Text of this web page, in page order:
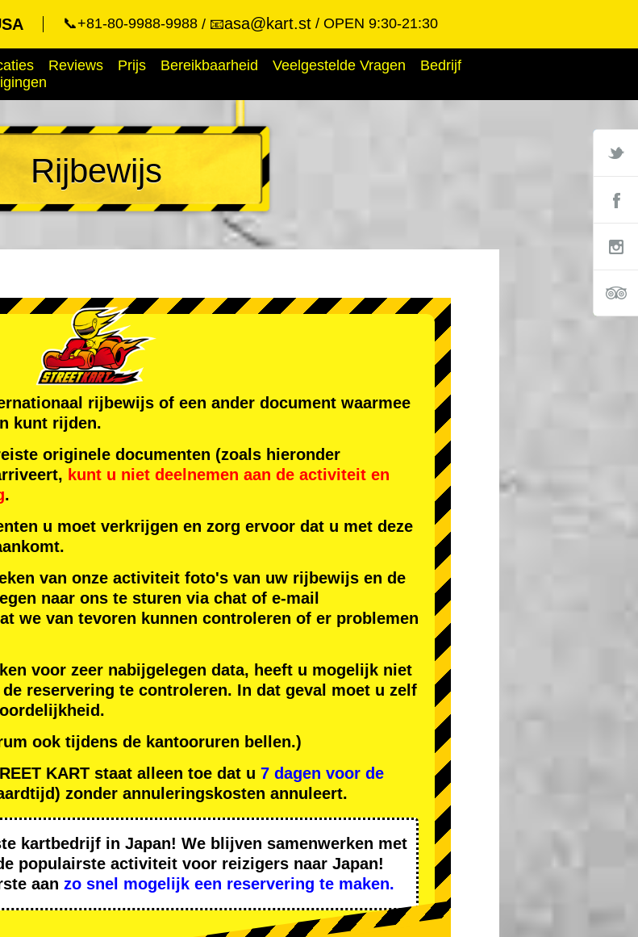
📞+81-80-9988-9988 📧asa@kart.st OPEN 9:30-21:30
Reviews Prijs Bereikbaarheid Veelgestelde Vragen
Bedrijf
Rijbewijs
rijbewijs of een ander document waarmee
kunt rijden.
originele documenten (zoals hieronder
kunt u niet deelnemen aan de activiteit en
.
u moet verkrijgen en zorg ervoor dat u met deze
van onze activiteit foto's van uw rijbewijs en de
naar ons te sturen via chat of e-mail
we van tevoren kunnen controleren of er problemen
voor zeer nabijgelegen data, heeft u mogelijk niet
reservering te controleren. In dat geval moet u zelf
ook tijdens de kantooruren bellen.)
KART staat alleen toe dat u 7 dagen voor de
zonder annuleringskosten annuleert.
kartbedrijf in Japan! We blijven samenwerken met
populairste activiteit voor reizigers naar Japan!
aan zo snel mogelijk een reservering te maken.